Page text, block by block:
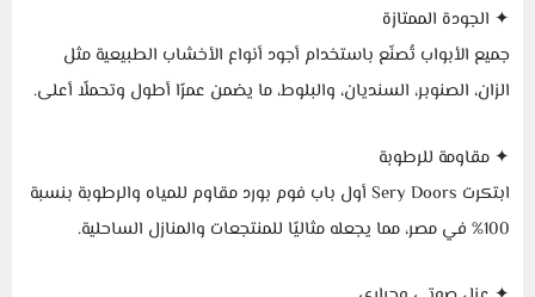
✦ الجودة الممتازة
جميع الأبواب تُصنّع باستخدام أجود أنواع الأخشاب الطبيعية مثل
الزان، الصنوبر، السنديان، والبلوط، ما يضمن عمرًا أطول وتحملًا أعلى.
✦ مقاومة للرطوبة
ابتكرت Sery Doors أول باب فوم بورد مقاوم للمياه والرطوبة بنسبة
100% في مصر، مما يجعله مثاليًا للمنتجعات والمنازل الساحلية.